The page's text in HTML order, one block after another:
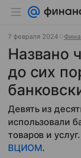
7 февраля 2024
Названо
до сих
Девять из
использовали
товаров и
ВЦИОМ.